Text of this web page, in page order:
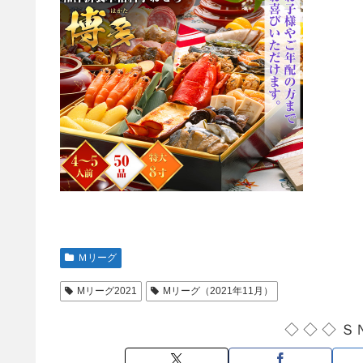
Ｍリーグ
Mリーグ2021 Mリーグ（2021年11月）
◇ ◇ ◇ Ｓ